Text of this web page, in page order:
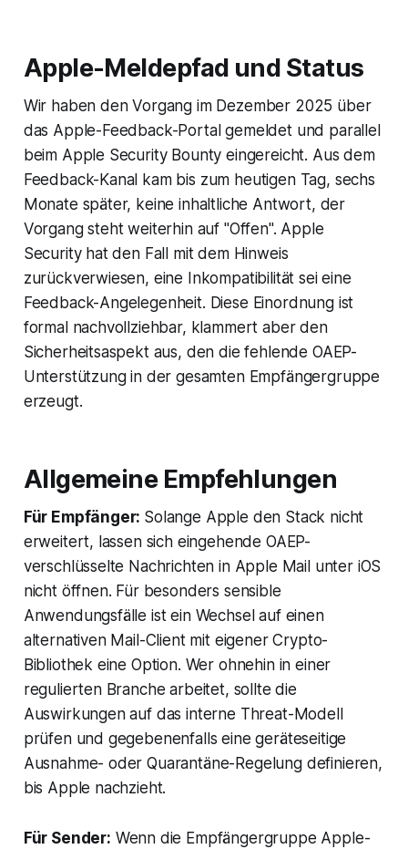
Apple-Meldepfad und Status
Wir haben den Vorgang im Dezember 2025 über
das Apple-Feedback-Portal gemeldet und parallel
beim Apple Security Bounty eingereicht. Aus dem
Feedback-Kanal kam bis zum heutigen Tag, sechs
Monate später, keine inhaltliche Antwort, der
Vorgang steht weiterhin auf "Offen". Apple
Security hat den Fall mit dem Hinweis
zurückverwiesen, eine Inkompatibilität sei eine
Feedback-Angelegenheit. Diese Einordnung ist
formal nachvollziehbar, klammert aber den
Sicherheitsaspekt aus, den die fehlende OAEP-
Unterstützung in der gesamten Empfängergruppe
erzeugt.
Allgemeine Empfehlungen
Für Empfänger: Solange Apple den Stack nicht
erweitert, lassen sich eingehende OAEP-
verschlüsselte Nachrichten in Apple Mail unter iOS
nicht öffnen. Für besonders sensible
Anwendungsfälle ist ein Wechsel auf einen
alternativen Mail-Client mit eigener Crypto-
Bibliothek eine Option. Wer ohnehin in einer
regulierten Branche arbeitet, sollte die
Auswirkungen auf das interne Threat-Modell
prüfen und gegebenenfalls eine geräteseitige
Ausnahme- oder Quarantäne-Regelung definieren,
bis Apple nachzieht.
Für Sender: Wenn die Empfängergruppe Apple-